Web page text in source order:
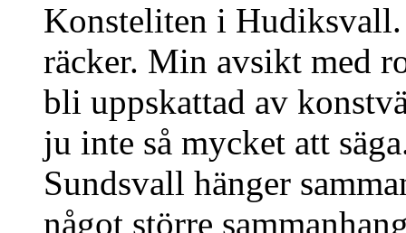
Konsteliten i Hudiksvall.
räcker. Min avsikt med
bli uppskattad av
ju inte så mycket att
Sundsvall hänger
något större